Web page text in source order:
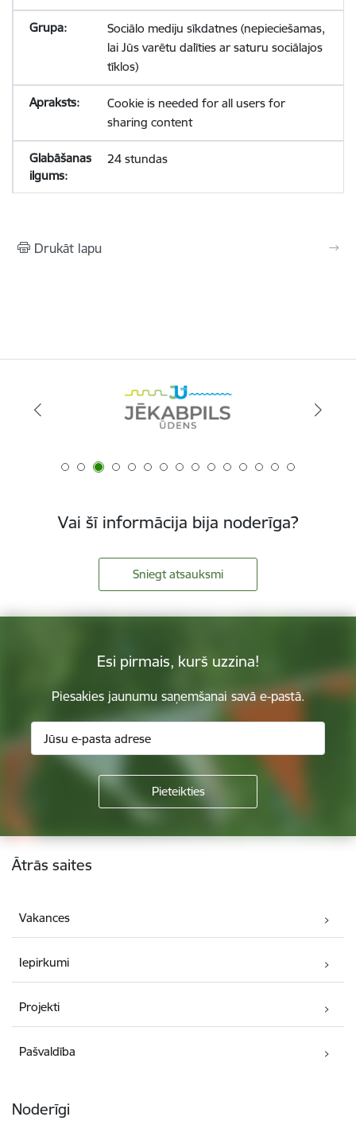
Sociālo mediju sīkdatnes (nepieciešamas,
lai Jūs varētu dalīties ar saturu sociālajos
tīklos)
Cookie is needed for all users for
sharing content
24 stundas
Drukāt lapu
Vai šī informācija bija noderīga?
Sniegt atsauksmi
Esi pirmais, kurš uzzina!
Piesakies jaunumu saņemšanai savā e-pastā.
Kājene
Ātrās saites
Vakances
Iepirkumi
Projekti
Pašvaldība
Noderīgi